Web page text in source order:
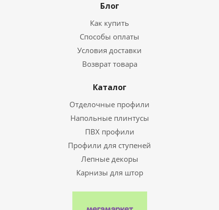
Блог
Как купить
Способы оплаты
Условия доставки
Возврат товара
Каталог
Отделочные профили
Напольные плинтусы
ПВХ профили
Профили для ступеней
Лепные декоры
Карнизы для штор